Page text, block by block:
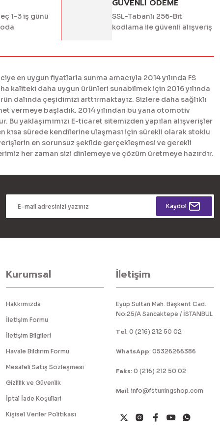
1-3 iş günü
GÜVENLİ ÖDEME
SSL-Tabanlı 256-Bit
kodlama ile güvenli alışveriş
en uygun fiyatlarla sunma amacıyla 2014 yılında FS
kaliteki daha uygun ürünleri sunabilmek için 2016 yılında
dalında çeşidimizi arttırmaktayız. Sizlere daha sağlıklı
vermeye başladık. 2014 yılından bu yana otomotiv
yaklaşımımızı E-ticaret sitemizden yapılan alışverişler
sürede kendilerine ulaşması için sürekli olarak stoklu
en sorunsuz şekilde gerçekleşmesi ve gerekli
her zaman sizi dinlemeye ve çözüm üretmeye hazırdır.
Kaydol
Kurumsal
Hakkımızda
İletişim Formu
İletişim Bilgileri
Havale Bildirim Formu
Mesafeli Satış Sözleşmesi
Gizlilik ve Güvenlik
İptal İade Koşullari
Kişisel Veriler Politikası
İletişim
Eyüp Sultan Mah. Başkent Cad.
No:25/A Sancaktepe / İSTANBUL
Tel: 0 (216) 212 50 02
WhatsApp: 05326266386
Faks: 0 (216) 212 50 02
Mail: info@fstuningshop.com